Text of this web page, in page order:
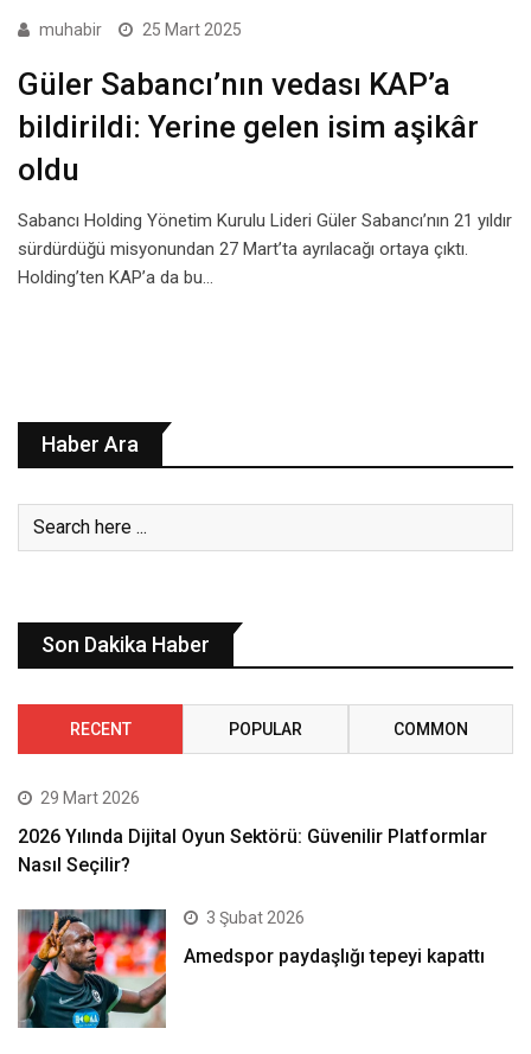
muhabir 25 Mart 2025
Güler Sabancı’nın vedası KAP’a
bildirildi: Yerine gelen isim aşikâr
oldu
Sabancı Holding Yönetim Kurulu Lideri Güler Sabancı’nın 21 yıldır
sürdürdüğü misyonundan 27 Mart’ta ayrılacağı ortaya çıktı.
Holding’ten KAP’a da bu…
Haber Ara
Son Dakika Haber
RECENT POPULAR COMMON
29 Mart 2026
2026 Yılında Dijital Oyun Sektörü: Güvenilir Platformlar
Nasıl Seçilir?
3 Şubat 2026
Amedspor paydaşlığı tepeyi kapattı